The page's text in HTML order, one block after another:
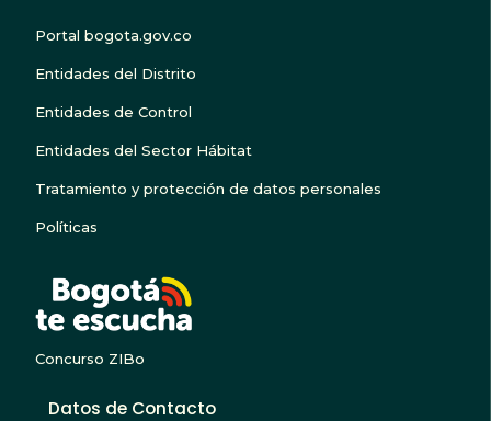
Portal bogota.gov.co
Entidades del Distrito
Entidades de Control
Entidades del Sector Hábitat
Tratamiento y protección de datos personales
Políticas
Concurso ZIBo
Datos de Contacto